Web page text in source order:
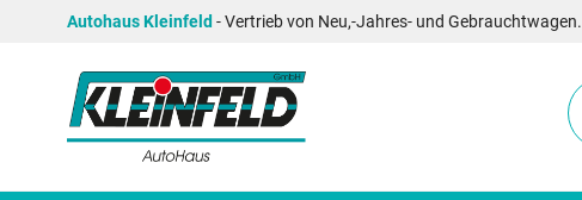
Autohaus Kleinfeld - Vertrieb von Neu,-Jahres- und Gebrauchtwagen.